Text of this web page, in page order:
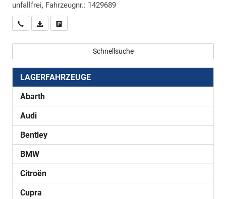
unfallfrei, Fahrzeugnr.: 1429689
Wir rufen Sie anPDF-Datei, Fahrzeugexposé drucken
Schnellsuche
LAGERFAHRZEUGE
Abarth
Audi
Bentley
BMW
Citroën
Cupra